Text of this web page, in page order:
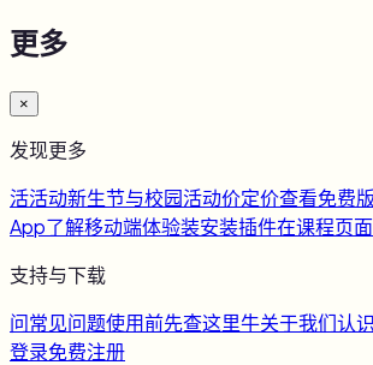
更多
×
发现更多
活活动新生节与校园活动价定价查看免费
App了解移动端体验装安装插件在课程页
支持与下载
问常见问题使用前先查这里牛关于我们认
登录免费注册